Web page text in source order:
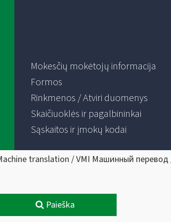
Mokesčių mokėtojų informacija
Formos
Rinkmenos / Atviri duomenys
Skaičiuoklės ir pagalbininkai
Sąskaitos ir įmokų kodai
translation / VMI Машинный
Paieška